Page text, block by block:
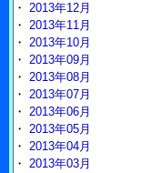
・ 2013年12月
・ 2013年11月
・ 2013年10月
・ 2013年09月
・ 2013年08月
・ 2013年07月
・ 2013年06月
・ 2013年05月
・ 2013年04月
・ 2013年03月